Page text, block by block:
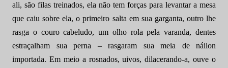
ali, são filas treinados, ela não tem forças para levantar a mesa
que caiu sobre ela, o primeiro salta em sua garganta, outro lhe
rasga o couro cabeludo, um olho rola pela varanda, dentes
estraçalham sua perna – rasgaram sua meia de náilon
importada. Em meio a rosnados, uivos, dilacerando-a, ouve o